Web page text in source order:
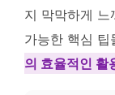
지 막막하게 느
가능한 핵심 팁
의 효율적인 활